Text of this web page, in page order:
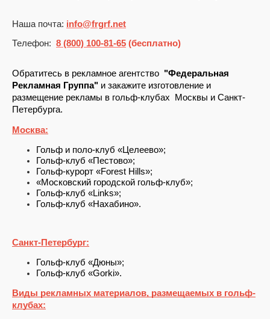
Наша почта: info@frgrf.net
Телефон: 8 (800) 100-81-65 (бесплатно)
Обратитесь в рекламное агентство "Федеральная
Рекламная Группа" и закажите изготовление и
размещение рекламы в гольф-клубах  Москвы и Санкт-
Петербурга.
Москва:
Гольф и поло-клуб «Целеево»;
Гольф-клуб «Пестово»;
Гольф-курорт «Forest Hills»;
«Московский городской гольф-клуб»;
Гольф-клуб «Links»;
Гольф-клуб «Нахабино».
Санкт-Петербург:
Гольф-клуб «Дюны»;
Гольф-клуб «Gorki».
Виды рекламных материалов, размещаемых в гольф-
клубах: